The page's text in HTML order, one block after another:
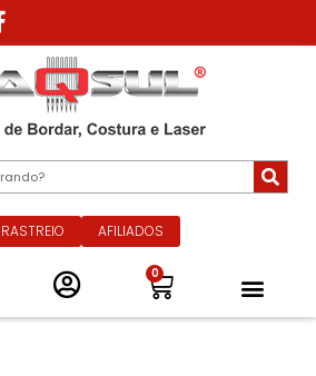
RASTREIO AFILIADOS
0